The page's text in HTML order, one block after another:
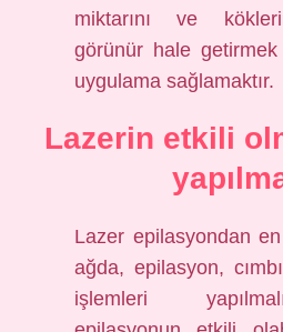
miktarını ve
görünür hale
uygulama sağlamaktır.
Lazerin etkili
Lazer epilasyondan
ağda, epilasyon,
işlemleri